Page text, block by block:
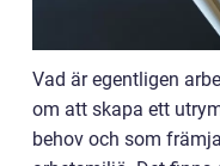
Vad är egentligen
om att skapa ett
behov och som